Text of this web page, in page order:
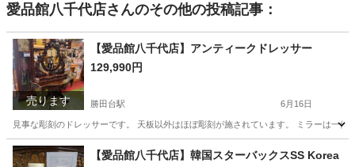
愛品館八千代店さんのその他の投稿記事：
売ります
【愛品館八千代店】アンティークドレッサー
129,990円
勝田台駅 6月16日
見事な彫刻のドレッサーです。 天板以外はほぼ彫刻が施されています。 ミラーは一
千葉 八千代市 勝田台駅 ドレッサー 商品
【愛品館八千代店】韓国スターバックスSS Korea